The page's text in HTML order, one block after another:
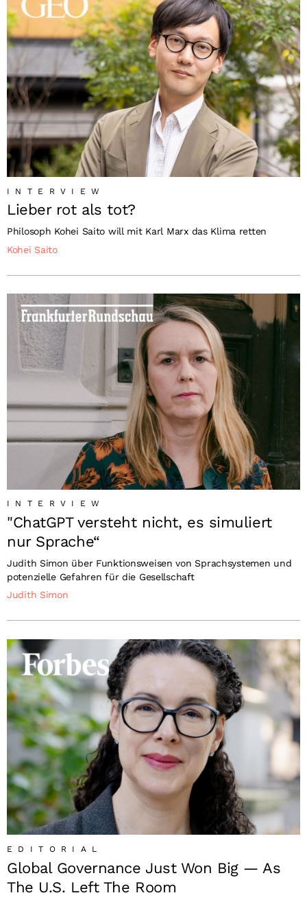
INTERVIEW
Lieber rot als tot?
Philosoph Kohei Saito will mit Karl Marx das Klima retten
Kohei Saito
INTERVIEW
"ChatGPT versteht nicht, es simuliert
nur Sprache“
Judith Simon über Funktionsweisen von Sprachsystemen und
potenzielle Gefahren für die Gesellschaft
Judith Simon
EDITORIAL
Global Governance Just Won Big — As
The U.S. Left The Room